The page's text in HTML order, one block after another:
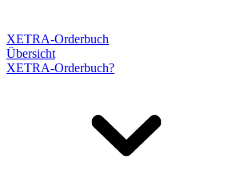
XETRA-Orderbuch
Übersicht
XETRA-Orderbuch?